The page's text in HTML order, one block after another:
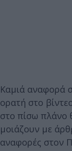
Καμιά αναφορά
ορατή στο
στο πίσω πλάνο
μοιάζουν με
αναφορές στον